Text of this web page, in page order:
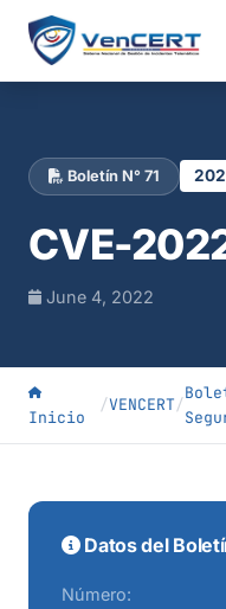
Boletín N° 71
CVE-
June 4, 2022
Inicio
/VENCERT/
Datos del
Número: